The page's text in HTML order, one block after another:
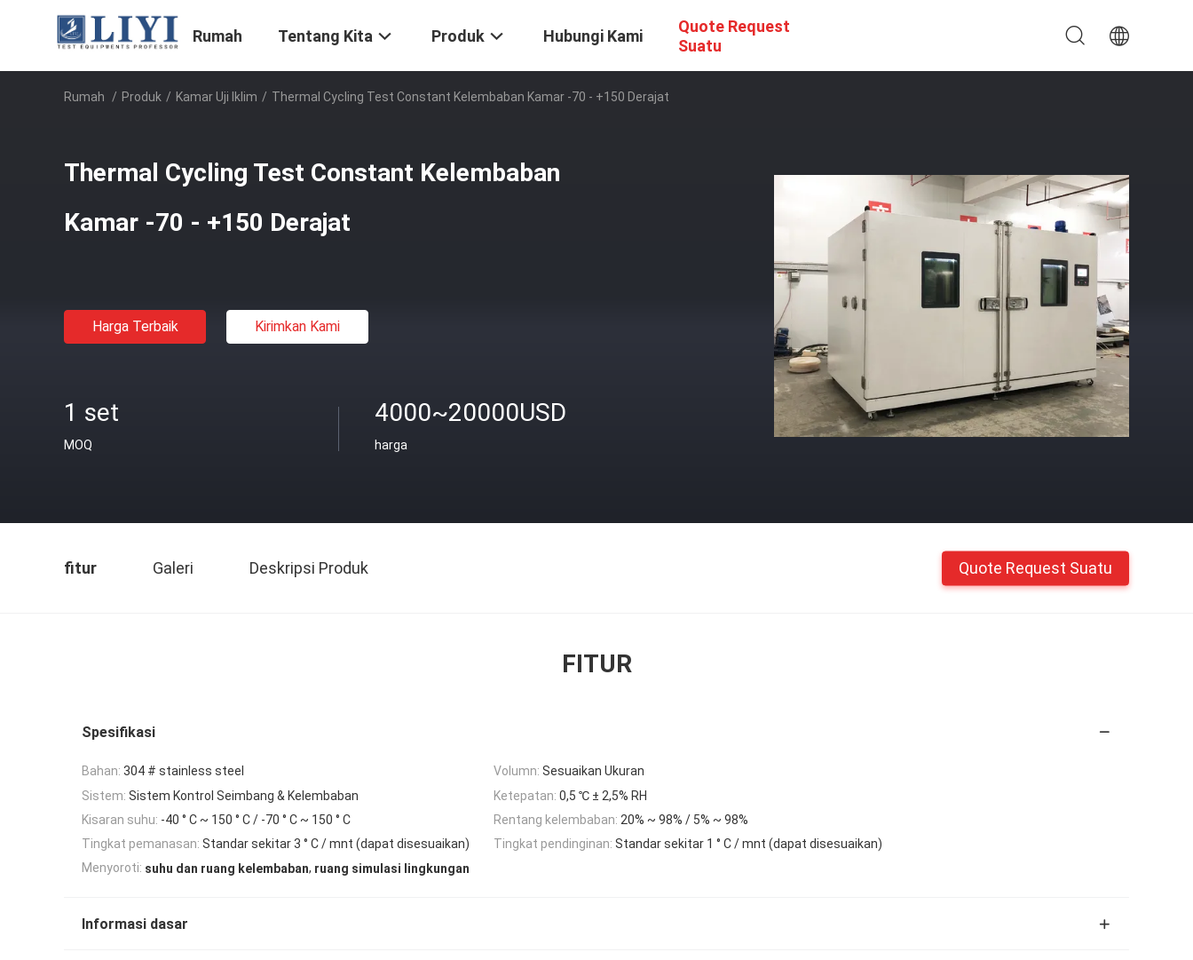
Rumah Tentang Kita Produk Hubungi Kami
Quote Request
Suatu
Rumah / Produk / Kamar Uji Iklim / Thermal Cycling Test Constant Kelembaban Kamar -70 - +150 Derajat
Thermal Cycling Test Constant Kelembaban
Kamar -70 - +150 Derajat
Harga Terbaik Kirimkan Kami
1 set
MOQ
4000~20000USD
harga
fitur Galeri Deskripsi Produk Quote Request Suatu
FITUR
Spesifikasi
Bahan: 304 # stainless steel Volumn: Sesuaikan Ukuran
Sistem: Sistem Kontrol Seimbang & Kelembaban Ketepatan: 0,5 ℃ ± 2,5% RH
Kisaran suhu: -40 ° C ~ 150 ° C / -70 ° C ~ 150 ° C Rentang kelembaban: 20% ~ 98% / 5% ~ 98%
Tingkat pemanasan: Standar sekitar 3 ° C / mnt (dapat disesuaikan) Tingkat pendinginan: Standar sekitar 1 ° C / mnt (dapat disesuaikan)
Menyoroti: suhu dan ruang kelembaban, ruang simulasi lingkungan
Informasi dasar